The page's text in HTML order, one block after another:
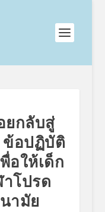
ยกลับสู่
ข้อปฏิบัติ
อให้เด็ก
โปรด
ามัย